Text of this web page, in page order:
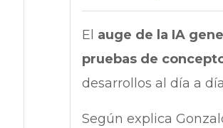
El auge de la IA
pruebas de
desarrollos al día a
Según explica